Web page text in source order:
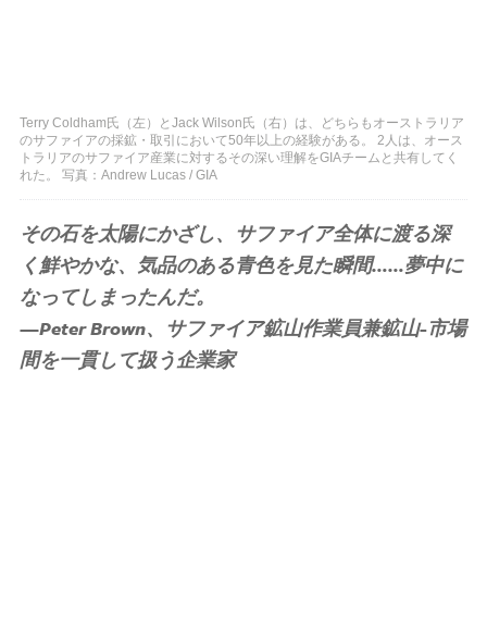
Terry Coldham氏（左）とJack Wilson氏（右）は、どちらもオーストラリア
のサファイアの採鉱・取引において50年以上の経験がある。 2人は、オース
トラリアのサファイア産業に対するその深い理解をGIAチームと共有してく
れた。 写真：Andrew Lucas / GIA
その石を太陽にかざし、サファイア全体に渡る深
く鮮やかな、気品のある青色を見た瞬間……夢中に
なってしまったんだ。
—Peter Brown、サファイア鉱山作業員兼鉱山-市場
間を一貫して扱う企業家